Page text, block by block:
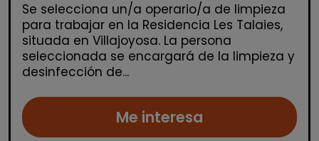
Se selecciona un/a operario/a de limpieza
para trabajar en la Residencia Les Talaies,
situada en Villajoyosa. La persona
seleccionada se encargará de la limpieza y
desinfección de...
Me interesa